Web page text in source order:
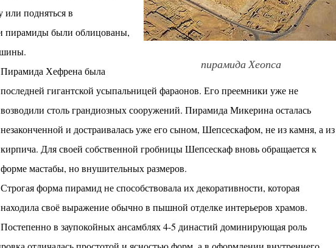
пирамида Хеопса
или подняться в
пирамиды были облицованы,
Пирамида Хефрена была
последней гигантской усыпальницей фараонов. Его преемники уже не
возводили столь грандиозных сооружений. Пирамида Микерина осталась
незаконченной и достраивалась уже его сыном, Шепсескафом, не из камня, а из
кирпича. Для своей собственной гробницы Шепсескаф вновь обращается к
форме мастабы, но внушительных размеров.
Строгая форма пирамид не способствовала их декоративности, которая
находила своё выражение обычно в пышной отделке интерьеров храмов.
Постепенно в заупокойных ансамблях 4-5 династий доминирующая роль